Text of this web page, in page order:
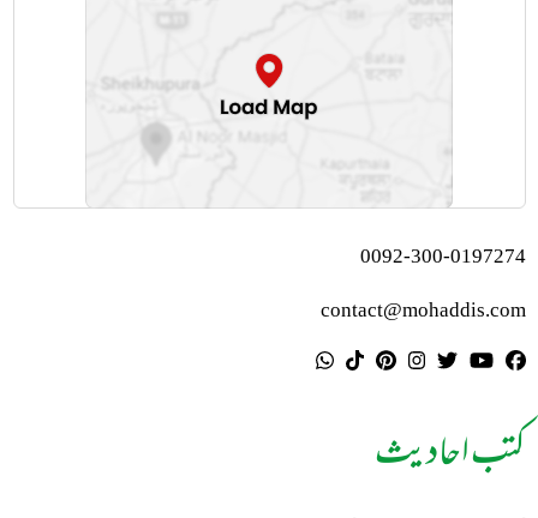
0092-300-0197274
contact@mohaddis.com
کتب احادیث